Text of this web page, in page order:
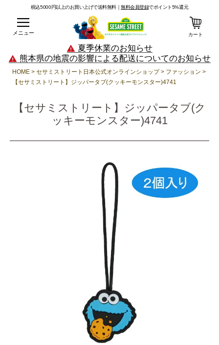
税込5000円以上のお買い上げで送料無料｜無料会員登録でポイント5%還元
メニュー カート
夏季休業のお知らせ
熊本県の地震の影響による配送についてのお知らせ
HOME セサミストリート日本公式オンラインショップ
ファッション
【セサミストリート】ジッパータブ(クッキーモンスター)4741
【セサミストリート】ジッパータブ(ク
ッキーモンスター)4741